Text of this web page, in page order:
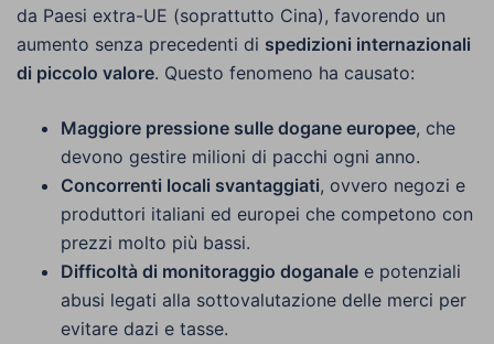
da Paesi extra-UE (soprattutto Cina), favorendo un
aumento senza precedenti di spedizioni internazionali
di piccolo valore. Questo fenomeno ha causato:
Maggiore pressione sulle dogane europee, che
devono gestire milioni di pacchi ogni anno.
Concorrenti locali svantaggiati, ovvero negozi e
produttori italiani ed europei che competono con
prezzi molto più bassi.
Difficoltà di monitoraggio doganale e potenziali
abusi legati alla sottovalutazione delle merci per
evitare dazi e tasse.